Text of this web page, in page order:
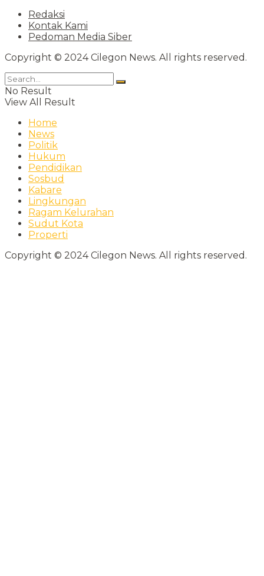
Redaksi
Kontak Kami
Pedoman Media Siber
Copyright © 2024 Cilegon News. All rights reserved.
No Result
View All Result
Home
News
Politik
Hukum
Pendidikan
Sosbud
Kabare
Lingkungan
Ragam Kelurahan
Sudut Kota
Properti
Copyright © 2024 Cilegon News. All rights reserved.